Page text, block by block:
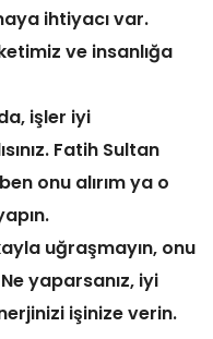
ihtiyacı var.
ve insanlığa
işler iyi
Fatih Sultan
onu alırım ya o
uğraşmayın, onu
yaparsanız, iyi
işinize verin.